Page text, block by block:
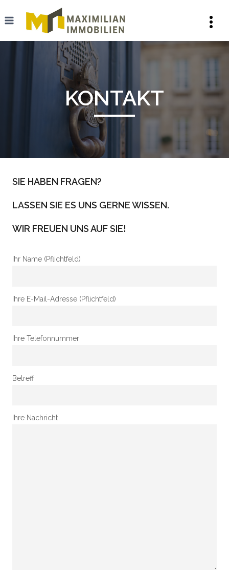
Inhalt
KONTAKT
SIE HABEN FRAGEN?
LASSEN SIE ES UNS GERNE WISSEN.
WIR FREUEN UNS AUF SIE!
Ihr Name (Pflichtfeld)
Ihre E-Mail-Adresse (Pflichtfeld)
Ihre Telefonnummer
Betreff
Ihre Nachricht